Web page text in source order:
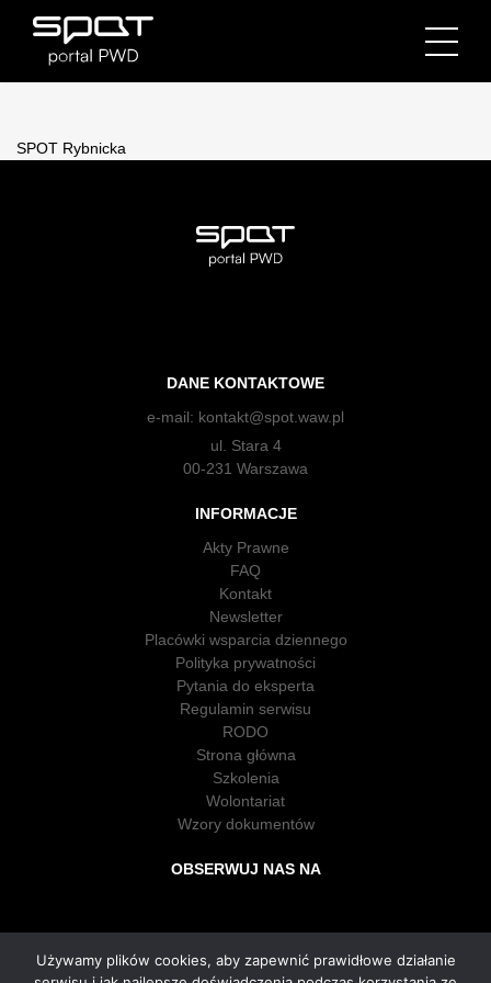
SPOT Rybnicka
DANE KONTAKTOWE
e-mail: kontakt@spot.waw.pl
ul. Stara 4
00-231 Warszawa
INFORMACJE
Akty Prawne
FAQ
Kontakt
Newsletter
Placówki wsparcia dziennego
Polityka prywatności
Pytania do eksperta
Regulamin serwisu
RODO
Strona główna
Szkolenia
Wolontariat
Wzory dokumentów
OBSERWUJ NAS NA
Używamy plików cookies, aby zapewnić prawidłowe działanie